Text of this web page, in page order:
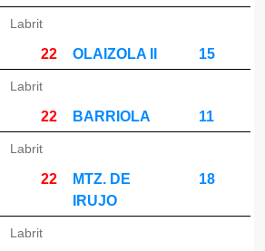
22 OLAIZOLA II 15
Labrit
22 BARRIOLA 11
Labrit
22
MTZ. DE
IRUJO
18
Labrit
Labrit